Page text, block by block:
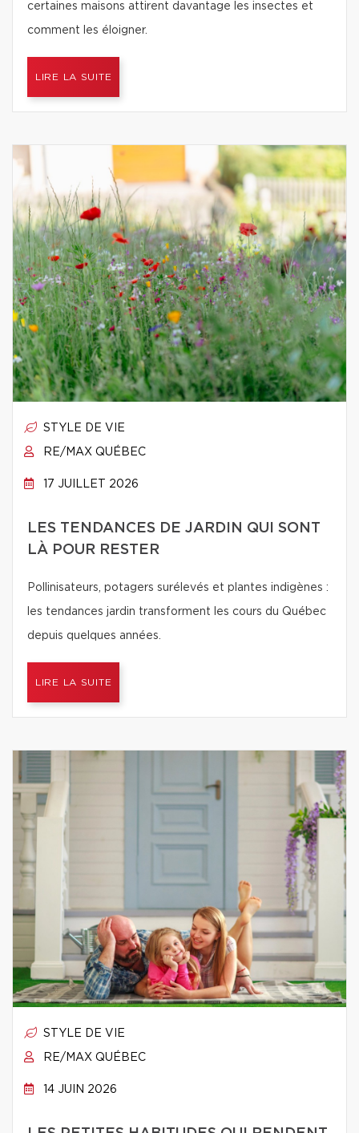
certaines maisons attirent davantage les insectes et
comment les éloigner.
LIRE LA SUITE
STYLE DE VIE
RE/MAX QUÉBEC
17 JUILLET 2026
LES TENDANCES DE JARDIN QUI SONT
LÀ POUR RESTER
Pollinisateurs, potagers surélevés et plantes indigènes :
les tendances jardin transforment les cours du Québec
depuis quelques années.
LIRE LA SUITE
STYLE DE VIE
RE/MAX QUÉBEC
14 JUIN 2026